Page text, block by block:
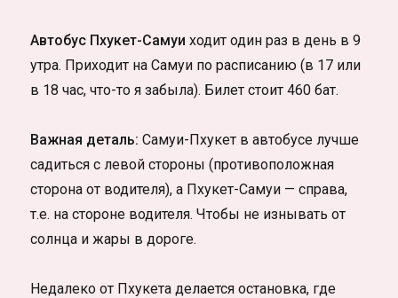
Автобус Пхукет-Самуи ходит один раз в день в 9
утра. Приходит на Самуи по расписанию (в 17 или
в 18 час, что-то я забыла). Билет стоит 460 бат.
Важная деталь: Самуи-Пхукет в автобусе лучше
садиться с левой стороны (противоположная
сторона от водителя), а Пхукет-Самуи — справа,
т.е. на стороне водителя. Чтобы не изнывать от
солнца и жары в дороге.
Недалеко от Пхукета делается остановка, где